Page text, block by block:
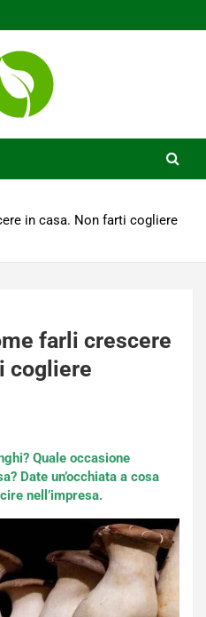
in casa. Non farti cogliere
farli crescere
cogliere
Quale occasione
Date un’occhiata a cosa
nell’impresa.